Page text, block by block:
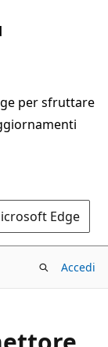
per sfruttare
Edge
Accedi